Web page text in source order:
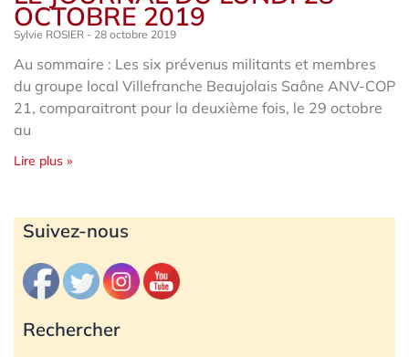
OCTOBRE 2019
Sylvie ROSIER 28 octobre 2019
Au sommaire : Les six prévenus militants et membres
du groupe local Villefranche Beaujolais Saône ANV-COP
21, comparaitront pour la deuxième fois, le 29 octobre
au
Lire plus »
Suivez-nous
Rechercher
Archives